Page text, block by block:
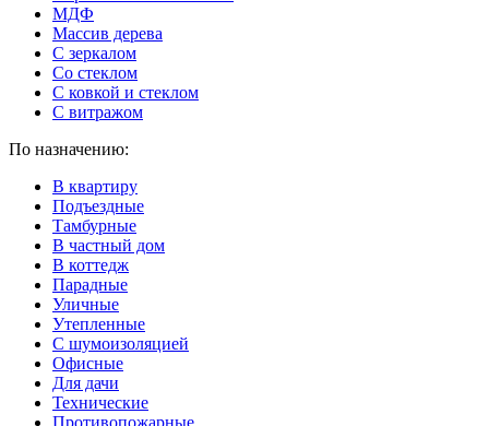
МДФ
Массив дерева
С зеркалом
Со стеклом
С ковкой и стеклом
С витражом
По назначению:
В квартиру
Подъездные
Тамбурные
В частный дом
В коттедж
Парадные
Уличные
Утепленные
C шумоизоляцией
Офисные
Для дачи
Технические
Противопожарные